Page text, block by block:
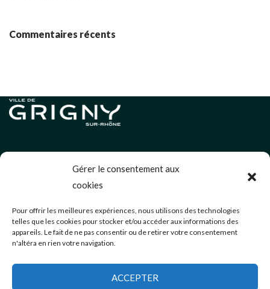
Gérer le consentement aux
cookies
Pour offrir les meilleures expériences, nous utilisons des technologies
telles que les cookies pour stocker et/ou accéder aux informations des
appareils. Le fait de ne pas consentir ou de retirer votre consentement
n'altéra en rien votre navigation.
ACCEPTER
Commentaires récents
Politique de cookies (UE)
Éditions précédentes
04 72 49 52 49